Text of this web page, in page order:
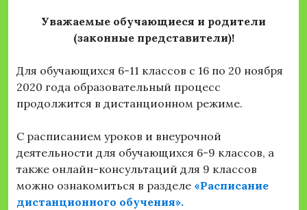
Уважаемые обучающиеся и родители
(законные представители)!
Для обучающихся 6-11 классов с 16 по 20 ноября
2020 года образовательный процесс
продолжится в дистанционном режиме.
С расписанием уроков и внеурочной
деятельности для обучающихся 6-9 классов, а
также онлайн-консультаций для 9 классов
можно ознакомиться в разделе «Расписание
дистанционного обучения».